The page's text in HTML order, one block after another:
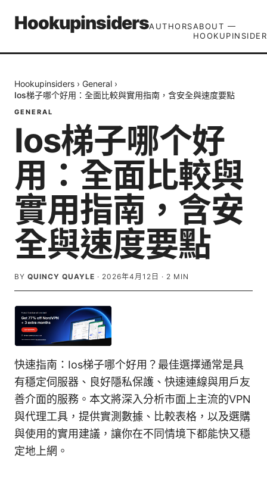
HookupinsidersAUTHORSABOUT —
Hookupinsiders › General ›
Ios梯子哪个好用：全面比較與實用指南，含安全與速度要點
GENERAL
Ios梯子哪个好
用：全面比較與
實用指南，含安
全與速度要點
BY QUINCY QUAYLE · 2026年4月12日 · 2 MIN
快速指南：Ios梯子哪个好用？最佳選擇通常是具
有穩定伺服器、良好隱私保護、快速連線與用戶友
善介面的服務。本文將深入分析市面上主流的VPN
與代理工具，提供實測數據、比較表格，以及選購
與使用的實用建議，讓你在不同情境下都能快又穩
定地上網。